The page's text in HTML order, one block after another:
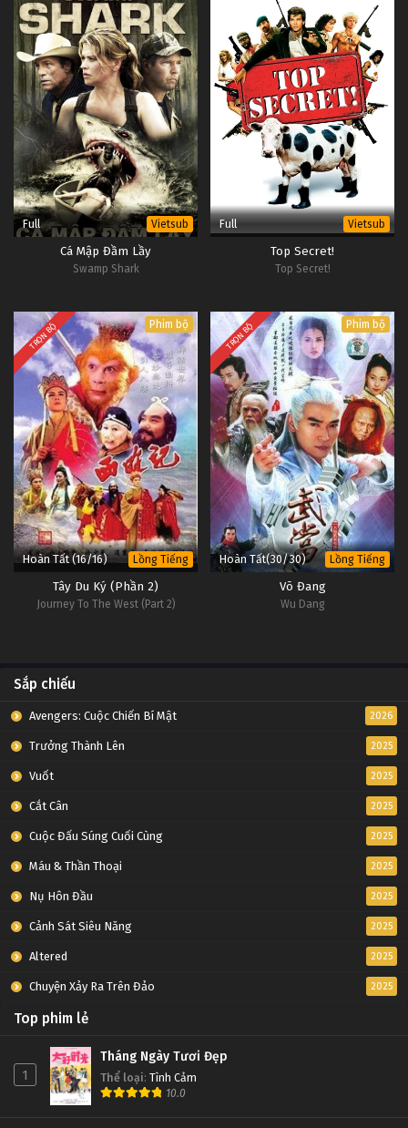
Full Vietsub
Cá Mập Đầm Lầy
Swamp Shark
Full Vietsub
Top Secret!
Top Secret!
TRỌN BỘ Phim bộ
Hoàn Tất (16/16) Lồng Tiếng
Tây Du Ký (Phần 2)
Journey To The West (Part 2)
TRỌN BỘ Phim bộ
Hoàn Tất(30/30) Lồng Tiếng
Võ Đang
Wu Dang
Sắp chiếu
Avengers: Cuộc Chiến Bí Mật 2026
Trưởng Thành Lên 2025
Vuốt 2025
Cắt Cân 2025
Cuộc Đấu Súng Cuối Cùng 2025
Máu & Thần Thoại 2025
Nụ Hôn Đầu 2025
Cảnh Sát Siêu Năng 2025
Altered 2025
Chuyện Xảy Ra Trên Đảo 2025
Top phim lẻ
1
Tháng Ngày Tươi Đẹp
Thể loại: Tình Cảm
10.0